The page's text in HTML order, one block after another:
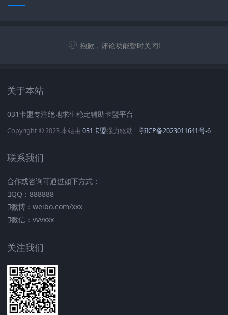
抱歉，评论功能暂时关闭!
关于本站
031卡盟专注绝地求生稳定辅助卡盟平台
Copyright © 2023 本站由 031卡盟强力驱动 鄂ICP备2023011641号-6
联系我们
合作或咨询可通过如下方式：
QQ：888888
微博：weibo.com/xxx
微信：vvvxxx
关注我们